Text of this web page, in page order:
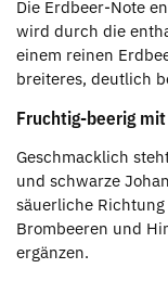
Die Erdbeer-Note
wird durch die
einem reinen
breiteres, deutlich
Fruchtig-beerig
Geschmacklich
und schwarze
säuerliche
Brombeeren und
ergänzen.